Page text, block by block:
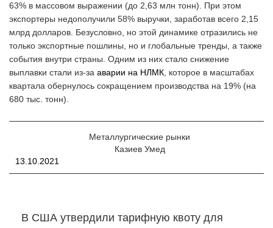
63% в массовом выражении (до 2,63 млн тонн). При этом
экспортеры недополучили 58% выручки, заработав всего 2,15
млрд долларов. Безусловно, но этой динамике отразились не
только экспортные пошлины, но и глобальные тренды, а также
события внутри страны. Одним из них стало снижение
выплавки стали из-за аварии на НЛМК, которое в масштабах
квартала обернулось сокращением производства на 19% (на
680 тыс. тонн).
Металлургические рынки
Казиев Умед
13.10.2021
В США утвердили тарифную квоту для